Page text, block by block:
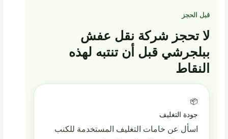
قبل الحجز
لا تحجز شركة نقل عفش
ببلجرشي قبل أن تنتبه لهذه
النقاط
📦
جودة التغليف
اسأل عن خامات التغليف المستخدمة للكنب